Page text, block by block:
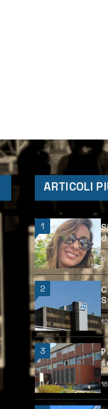
ARTICOLI
1
6
2
3